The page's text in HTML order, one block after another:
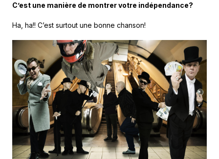
C’est une manière de montrer votre indépendance?
Ha, ha!! C’est surtout une bonne chanson!